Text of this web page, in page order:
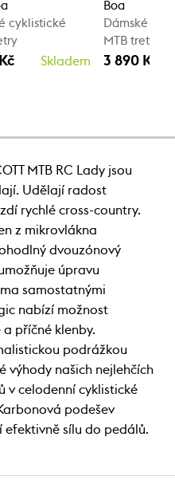
cyklistické
Skladem
Boa
Dámské
MTB tretry
3 890 Kč
MTB RC Lady jsou
Udělají radost
rychlé cross-country.
z mikrovlákna
dvouzónový
úpravu
samostatnými
nabízí možnost
příčné klenby.
podrážkou
výhody našich nejlehčích
v celodenní cyklistické
podešev
efektivně sílu do pedálů.